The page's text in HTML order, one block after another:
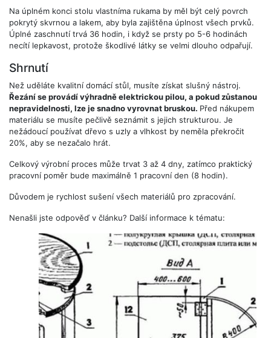
Na úplném konci stolu vlastníma rukama by měl být celý povrch
pokrytý skvrnou a lakem, aby byla zajištěna úplnost všech prvků.
Úplné zaschnutí trvá 36 hodin, i když se prsty po 5-6 hodinách
necítí lepkavost, protože škodlivé látky se velmi dlouho odpařují.
Shrnutí
Než uděláte kvalitní domácí stůl, musíte získat slušný nástroj.
Řezání se provádí výhradně elektrickou pilou, a pokud zůstanou
nepravidelnosti, lze je snadno vyrovnat bruskou. Před nákupem
materiálu se musíte pečlivě seznámit s jejich strukturou. Je
nežádoucí používat dřevo s uzly a vlhkost by neměla překročit
20%, aby se nezačalo hrát.
Celkový výrobní proces může trvat 3 až 4 dny, zatímco praktický
pracovní poměr bude maximálně 1 pracovní den (8 hodin).
Důvodem je rychlost sušení všech materiálů pro zpracování.
Nenašli jste odpověď v článku? Další informace k tématu: